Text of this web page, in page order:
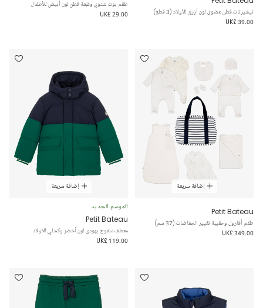
تيشيرتات قطن عضوي لون أزرق للأولاد (3 قطع)
UK£ 39.00
طقم بوت شتوي وقبعة قطن لون أبيض للأطفال
UK£ 29.00
إضافة سريعة
Petit Bateau
طقم أفارول وحقيبة تغيير الحفاضات (37 سم)
UK£ 349.00
إضافة سريعة
الموسم الجديد
Petit Bateau
معطف منفوخ بهودي لون أخضر وكحلي للأولاد
UK£ 119.00